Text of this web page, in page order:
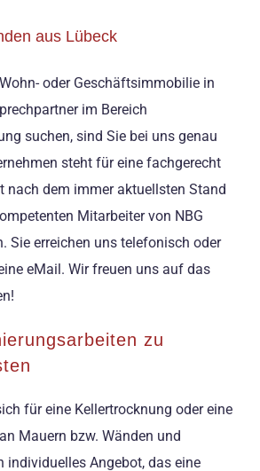
aus Lübeck
oder Geschäftsimmobilie in
im Bereich
suchen, sind Sie bei uns genau
steht für eine fachgerecht
nach dem immer aktuellsten Stand
Mitarbeiter von NBG
Sie erreichen uns telefonisch oder
eMail. Wir freuen uns auf das
zu
für eine Kellertrocknung oder eine
Mauern bzw. Wänden und
individuelles Angebot, das eine